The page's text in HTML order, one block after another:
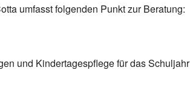
umfasst folgenden Punkt zur Beratung:
und Kindertagespflege für das Schuljahr